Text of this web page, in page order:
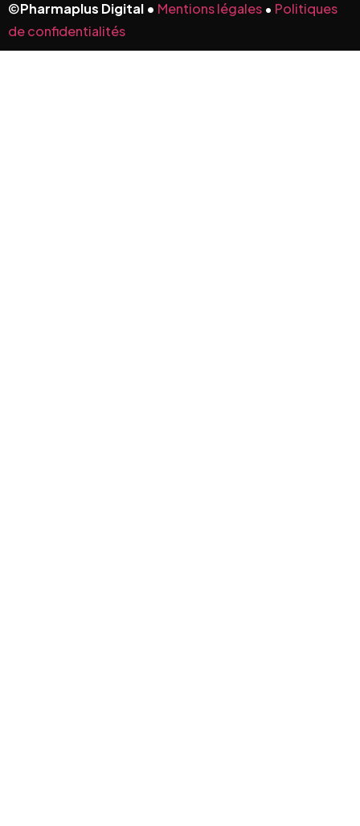
©Pharmaplus Digital • Mentions légales • Politiques
de confidentialités